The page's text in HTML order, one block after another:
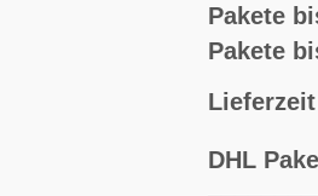
Pakete
Pakete
DHL